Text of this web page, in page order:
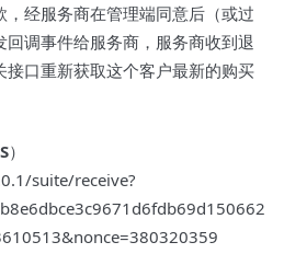
经服务商在管理端同意后（或过
调事件给服务商，服务商收到退
口重新获取这个客户最新的购买
）
suite/receive?